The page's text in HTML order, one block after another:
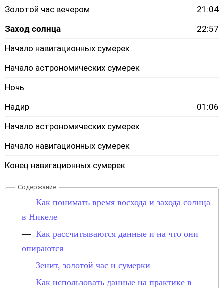
Золотой час вечером
21:04
Заход солнца
22:57
Начало навигационных сумерек
Начало астрономических сумерек
Ночь
Надир
01:06
Начало астрономических сумерек
Начало навигационных сумерек
Конец навигационных сумерек
Как понимать время восхода и захода солнца
в Никеле
Как рассчитываются данные и на что они
опираются
Зенит, золотой час и сумерки
Как использовать данные на практике в